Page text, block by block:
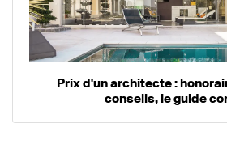
Prix d'un architecte :
conseils, le guide